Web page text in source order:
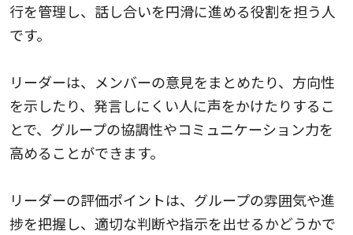
行を管理し、話し合いを円滑に進める役割を担う人
です。
リーダーは、メンバーの意見をまとめたり、方向性
を示したり、発言しにくい人に声をかけたりするこ
とで、グループの協調性やコミュニケーション力を
高めることができます。
リーダーの評価ポイントは、グループの雰囲気や進
捗を把握し、適切な判断や指示を出せるかどうかで